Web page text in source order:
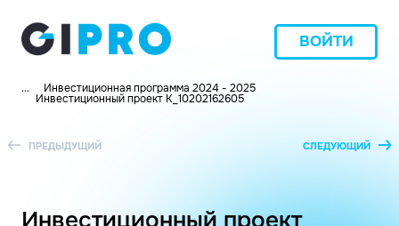
ВОЙТИ
... Инвестиционная программа 2024 - 2025
Инвестиционный проект K_10202162605
ПРЕДЫДУЩИЙ СЛЕДУЮЩИЙ